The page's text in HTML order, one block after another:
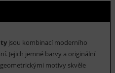
jsou kombinací moderního
Jejich jemné barvy a originální
motivy skvěle